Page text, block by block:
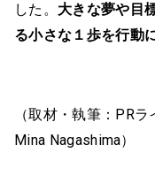
した。 大きな夢や目
る小さな１歩を行動
（取材・執筆：
Mina Nagashima）